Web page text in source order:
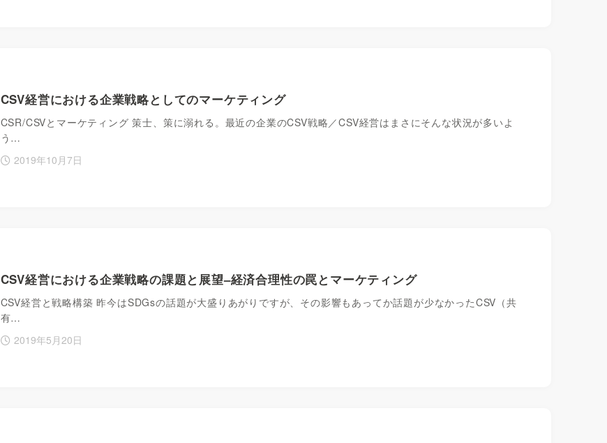
CSV経営における企業戦略としてのマーケティング
CSR/CSVとマーケティング 策士、策に溺れる。最近の企業のCSV戦略／CSV経営はまさにそんな状況が多いよ
う…
2019年10月7日
CSV経営における企業戦略の課題と展望–経済合理性の罠とマーケティング
CSV経営と戦略構築 昨今はSDGsの話題が大盛りあがりですが、その影響もあってか話題が少なかったCSV（共
有…
2019年5月20日